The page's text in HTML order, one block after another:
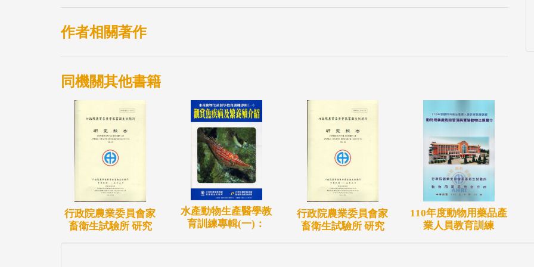
作者相關著作
同機關其他書籍
行政院農業委員會家
畜衛生試驗所 研究
水產動物生產醫學教
育訓練專輯(一)：
行政院農業委員會家
畜衛生試驗所 研究
110年度動物用藥品產
業人員教育訓練